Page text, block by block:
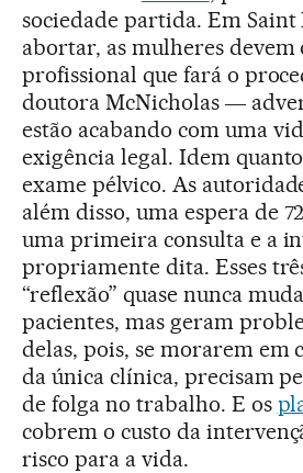
sociedade partida. Em Saint
abortar, as mulheres
profissional que fará o
doutora McNicholas ―
estão acabando com uma
exigência legal. Idem
exame pélvico. As
além disso, uma espera de
uma primeira consulta e a
propriamente dita. Esses
“reflexão” quase nunca
pacientes, mas geram
delas, pois, se morarem em
da única clínica, precisam
de folga no trabalho. E os
cobrem o custo da
risco para a vida.